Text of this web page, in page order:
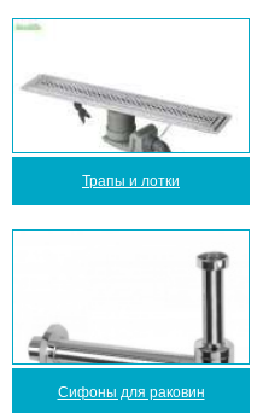
Трапы и лотки
Сифоны для раковин